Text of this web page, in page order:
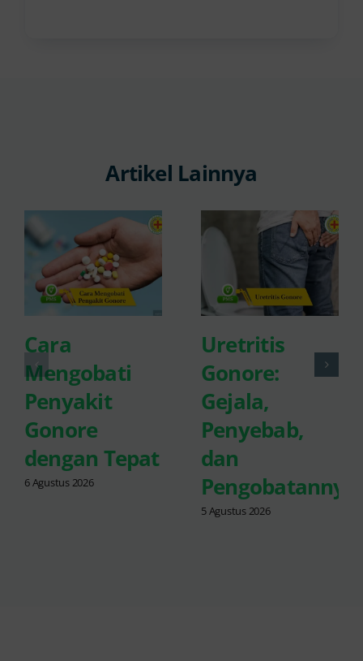
Artikel Lainnya
Cara
Mengobati
Penyakit
Gonore
dengan Tepat
6 Agustus 2026
Uretritis
Gonore:
Gejala,
Penyebab,
dan
Pengobatannya
5 Agustus 2026